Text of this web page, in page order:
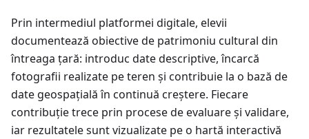
Prin intermediul platformei digitale, elevii
documentează obiective de patrimoniu cultural din
întreaga țară: introduc date descriptive, încarcă
fotografii realizate pe teren și contribuie la o bază de
date geospațială în continuă creștere. Fiecare
contribuție trece prin procese de evaluare și validare,
iar rezultatele sunt vizualizate pe o hartă interactivă